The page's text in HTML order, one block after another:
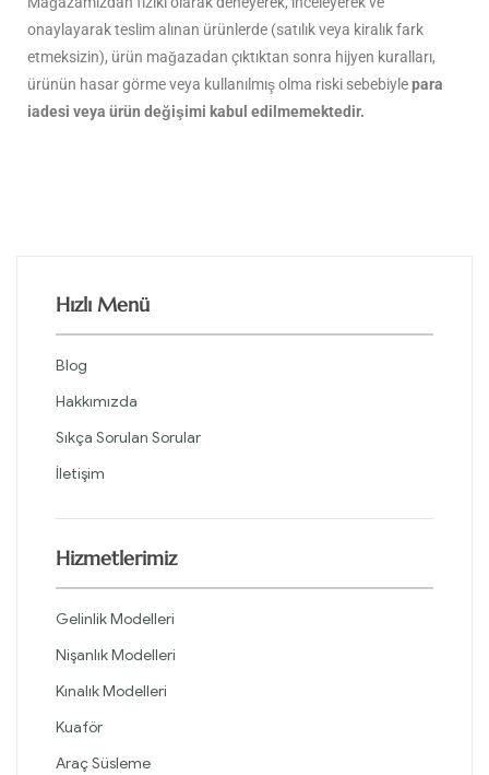
onaylayarak teslim alınan ürünlerde (satılık veya kiralık fark
etmeksizin), ürün mağazadan çıktıktan sonra hijyen kuralları,
ürünün hasar görme veya kullanılmış olma riski sebebiylepara
iadesi veya ürün değişimi kabul edilmemektedir.
Hızlı Menü
Blog
Hakkımızda
Sıkça Sorulan Sorular
İletişim
Hizmetlerimiz
Gelinlik Modelleri
Nişanlık Modelleri
Kınalık Modelleri
Kuaför
Araç Süsleme